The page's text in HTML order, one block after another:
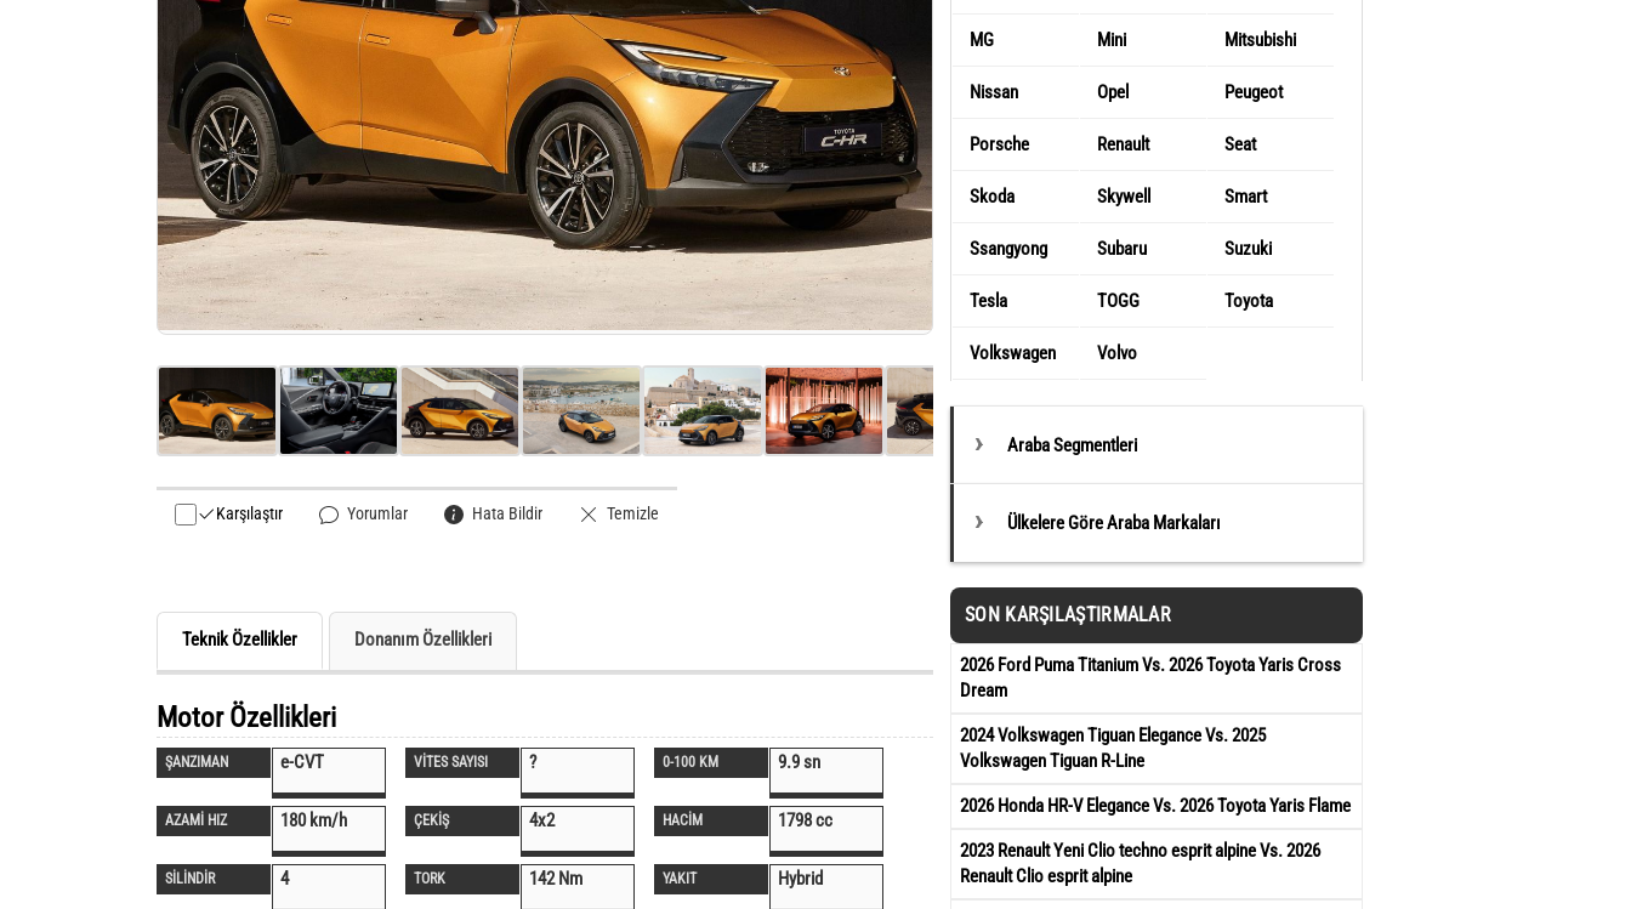
Karşılaştır Yorumlar Hata Bildir Temizle
Teknik Özellikler Donanım Özellikleri
Motor Özellikleri
ŞANZIMAN e-CVT VİTES SAYISI ? 0-100 KM 9.9 sn
AZAMİ HIZ 180 km/h ÇEKİŞ 4x2 HACİM 1798 cc
SİLİNDİR 4 TORK 142 Nm YAKIT Hybrid
MG Mini Mitsubishi
Nissan Opel Peugeot
Porsche Renault Seat
Skoda Skywell Smart
Ssangyong Subaru Suzuki
Tesla TOGG Toyota
Volkswagen Volvo
Araba Segmentleri
Ülkelere Göre Araba Markaları
SON KARŞILAŞTIRMALAR
2026 Ford Puma Titanium Vs. 2026 Toyota Yaris Cross
Dream
2024 Volkswagen Tiguan Elegance Vs. 2025
Volkswagen Tiguan R-Line
2026 Honda HR-V Elegance Vs. 2026 Toyota Yaris Flame
2023 Renault Yeni Clio techno esprit alpine Vs. 2026
Renault Clio esprit alpine